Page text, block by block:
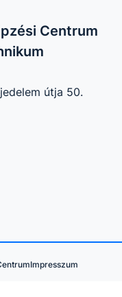
Centrum
útja 50.
Impresszum